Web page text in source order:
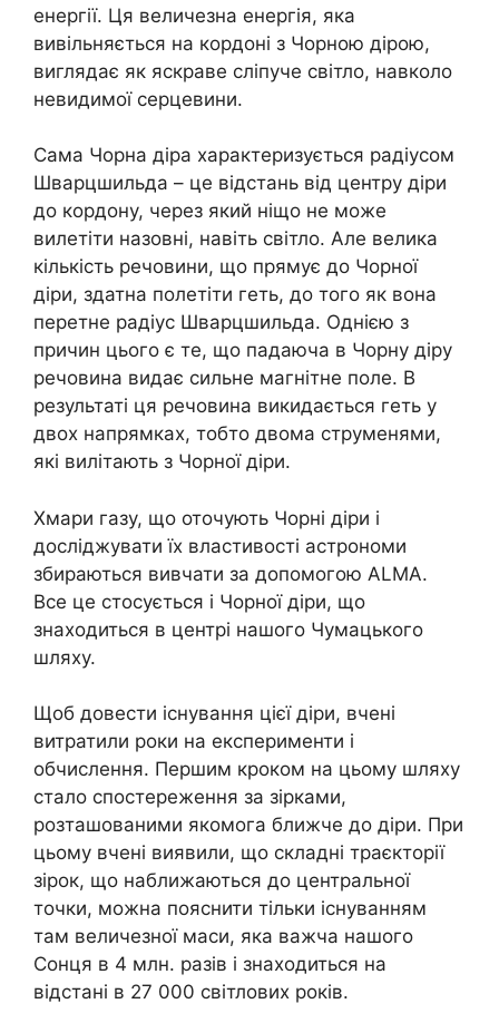
енергії. Ця величезна енергія, яка
вивільняється на кордоні з Чорною дірою,
виглядає як яскраве сліпуче світло, навколо
невидимої серцевини.
Сама Чорна діра характеризується радіусом
Шварцшильда – це відстань від центру діри
до кордону, через який ніщо не може
вилетіти назовні, навіть світло. Але велика
кількість речовини, що прямує до Чорної
діри, здатна полетіти геть, до того як вона
перетне радіус Шварцшильда. Однією з
причин цього є те, що падаюча в Чорну діру
речовина видає сильне магнітне поле. В
результаті ця речовина викидається геть у
двох напрямках, тобто двома струменями,
які вилітають з Чорної діри.
Хмари газу, що оточують Чорні діри і
досліджувати їх властивості астрономи
збираються вивчати за допомогою ALMA.
Все це стосується і Чорної діри, що
знаходиться в центрі нашого Чумацького
шляху.
Щоб довести існування цієї діри, вчені
витратили роки на експерименти і
обчислення. Першим кроком на цьому шляху
стало спостереження за зірками,
розташованими якомога ближче до діри. При
цьому вчені виявили, що складні траєкторії
зірок, що наближаються до центральної
точки, можна пояснити тільки існуванням
там величезної маси, яка важча нашого
Сонця в 4 млн. разів і знаходиться на
відстані в 27 000 світлових років.